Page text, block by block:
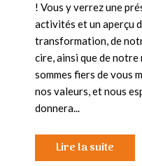
! Vous y verrez une
activités et un aperçu
transformation, de
cire, ainsi que de
sommes fiers de vous
nos valeurs, et nous
donnera...
Lire la suite